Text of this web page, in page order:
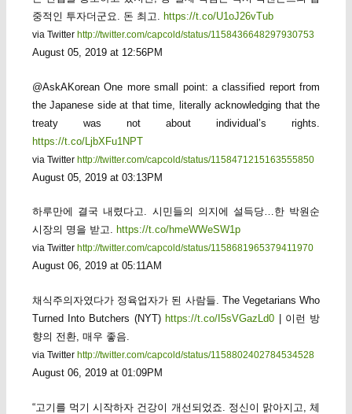
중적인 투자더군요. 돈 최고.
https://t.co/U1oJ26vTub
via Twitter http://twitter.com/capcold/status/1158436648297930753
August 05, 2019 at 12:56PM
@AskAKorean One more small point: a classified report from
the Japanese side at that time, literally acknowledging that the
treaty was not about individual’s rights.
https://t.co/LjbXFu1NPT
via Twitter http://twitter.com/capcold/status/1158471215163555850
August 05, 2019 at 03:13PM
하루만에 결국 내렸다고. 시민들의 의지에 설득당…한 박원순
시장의 명을 받고. https://t.co/hmeWWeSW1p
via Twitter http://twitter.com/capcold/status/1158681965379411970
August 06, 2019 at 05:11AM
채식주의자였다가 정육업자가 된 사람들. The Vegetarians Who
Turned Into Butchers (NYT) https://t.co/I5sVGazLd0 | 이런 방
향의 전환, 매우 좋음.
via Twitter http://twitter.com/capcold/status/1158802402784534528
August 06, 2019 at 01:09PM
“고기를 먹기 시작하자 건강이 개선되었죠. 정신이 맑아지고, 체